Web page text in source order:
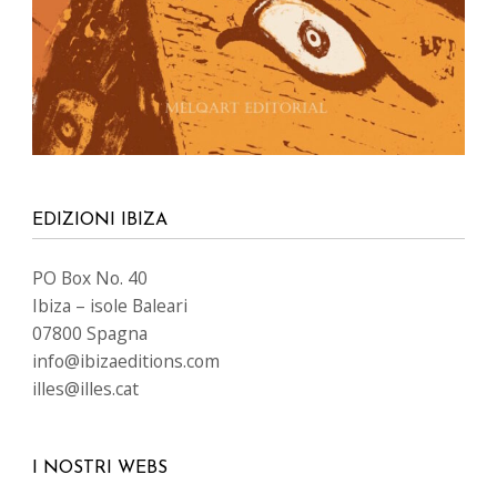
EDIZIONI IBIZA
PO Box No. 40
Ibiza – isole Baleari
07800 Spagna
info@ibizaeditions.com
illes@illes.cat
I NOSTRI WEBS